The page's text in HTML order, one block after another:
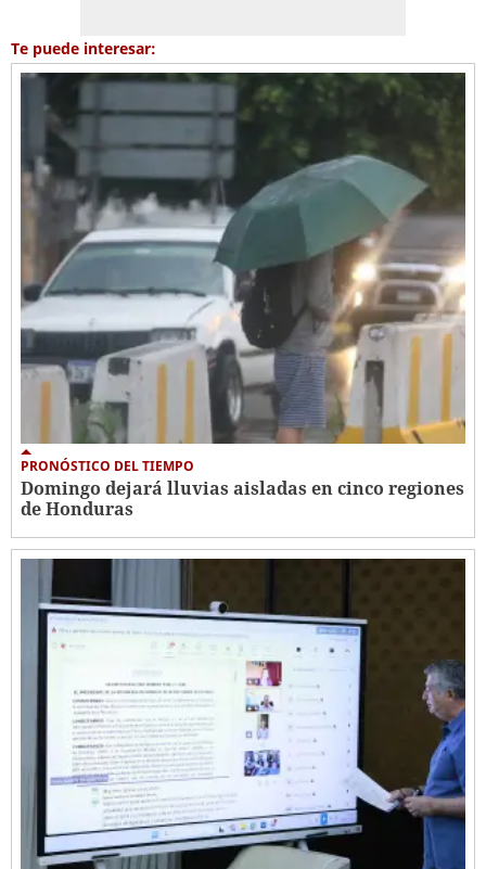
Te puede interesar:
PRONÓSTICO DEL TIEMPO
Domingo dejará lluvias aisladas en cinco regiones
de Honduras